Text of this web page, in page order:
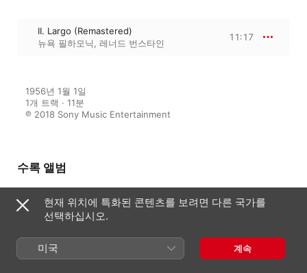
II. Largo (Remastered)
뉴욕 필하모닉 , 레너드 번스타인
11:17
1956년 1월 1일
1개 트랙 · 11분
℗ 2018 Sony Music Entertainment
수록 앨범
Bernstein Romance
레너드 번스타인
현재 위치에 특화된 콘텐츠를 보려면 다른 국가를
선택하십시오.
미국 계속